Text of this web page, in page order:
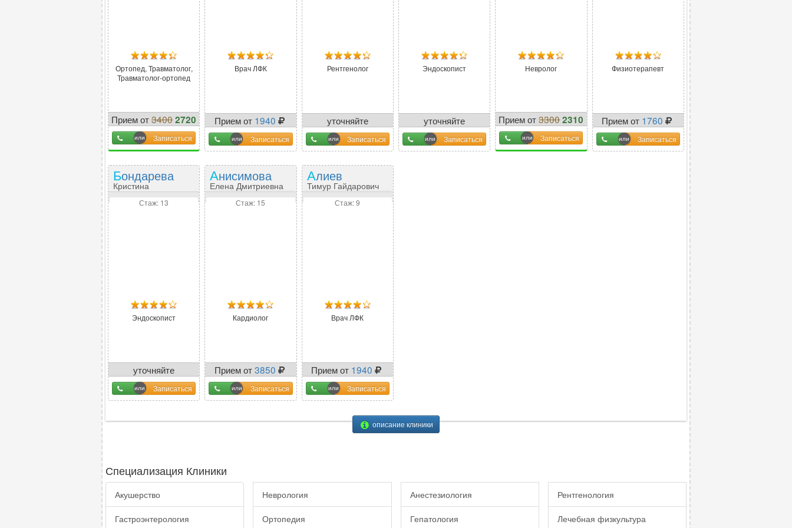
Ортопед, Травматолог,
Травматолог-ортопед
Прием от34002720
-20%
Записаться
Врач ЛФК
Прием от 1940
Записаться
Рентгенолог
уточняйте
у оператора
Записаться
Эндоскопист
уточняйте
у оператора
Записаться
Невролог
Прием от33002310
-30%
Записаться
Физиотерапевт
Прием от 1760
Записаться
Бондарева
Кристина
Александровна
Стаж: 13
Эндоскопист
уточняйте
у оператора
Записаться
Анисимова
Елена Дмитриевна
Стаж: 15
Кардиолог
Прием от3850
Записаться
Алиев
Тимур Гайдарович
Стаж: 9
Врач ЛФК
Прием от 1940
Записаться
описание клиники
Специализация Клиники
Акушерство
Гастроэнтерология
Неврология
Ортопедия
Анестезиология
Гепатология
Рентгенология
Лечебная физкультура